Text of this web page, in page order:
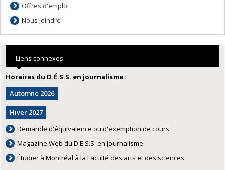
Offres d'emploi
Nous joindre
Liens connexes
Horaires du D.É.S.S. en journalisme :
Automne 2026
Hiver 2027
Demande d'équivalence ou d'exemption de cours
Magazine Web du D.E.S.S. en journalisme
Étudier à Montréal à la Faculté des arts et des sciences